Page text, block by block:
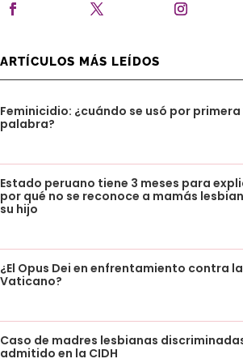
ARTÍCULOS MÁS LEÍDOS
Feminicidio: ¿cuándo se usó por
palabra?
Estado peruano tiene 3 meses para
por qué no se reconoce a mamás
su hijo
¿El Opus Dei en enfrentamiento contra
Vaticano?
Caso de madres lesbianas discriminadas
admitido en la CIDH